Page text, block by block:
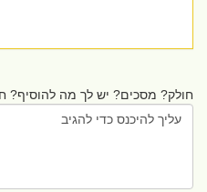
חולק? מסכים? יש לך מה להוסיף?